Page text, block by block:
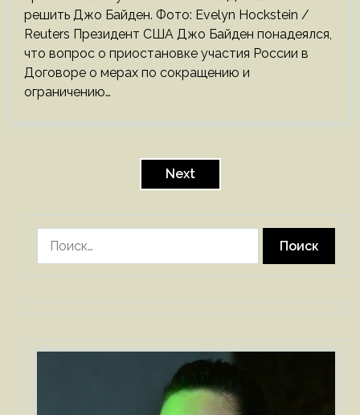
решить Джо Байден. Фото: Evelyn Hockstein /
Reuters Президент США Джо Байден понадеялся,
что вопрос о приостановке участия России в
Договоре о мерах по сокращению и
ограничению…
Next